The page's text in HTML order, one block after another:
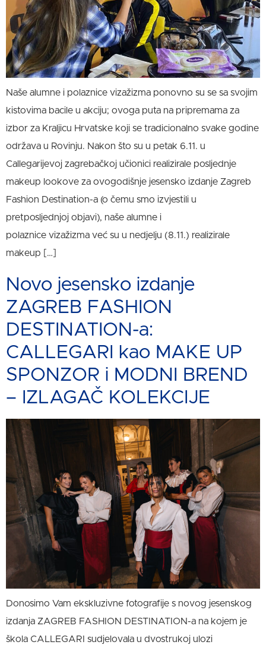
Naše alumne i polaznice vizažizma ponovno su se sa svojim
kistovima bacile u akciju; ovoga puta na pripremama za
izbor za Kraljicu Hrvatske koji se tradicionalno svake godine
održava u Rovinju. Nakon što su u petak 6.11. u
Callegarijevoj zagrebačkoj učionici realizirale posljednje
makeup lookove za ovogodišnje jesensko izdanje Zagreb
Fashion Destination-a (o čemu smo izvjestili u
pretposljednjoj objavi), naše alumne i
polaznice vizažizma već su u nedjelju (8.11.) realizirale
makeup […]
Novo jesensko izdanje
ZAGREB FASHION
DESTINATION-a:
CALLEGARI kao MAKE UP
SPONZOR i MODNI BREND
– IZLAGAČ KOLEKCIJE
Donosimo Vam ekskluzivne fotografije s novog jesenskog
izdanja ZAGREB FASHION DESTINATION-a na kojem je
škola CALLEGARI sudjelovala u dvostrukoj ulozi